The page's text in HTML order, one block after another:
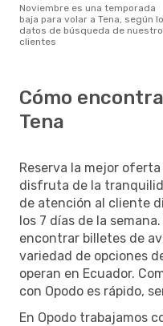
noviembre es una temporada
baja para volar a Tena, según
datos de búsqueda de
clientes
Cómo
Tena
Reserva la mejor
disfruta de la
de atención al cliente
los 7 días de la
encontrar billetes de
variedad de opciones
operan en Ecuador.
con Opodo es rápido,
En Opodo trabajamos